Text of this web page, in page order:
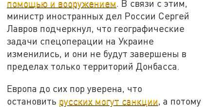
помощью и вооружением. В связи с этим,
министр иностранных дел России Сергей
Лавров подчеркнул, что географические
задачи спецоперации на Украине
изменились, и они не будут завершены в
пределах только территорий Донбасса.
Европа до сих пор уверена, что
остановить русских могут санкции, а потому